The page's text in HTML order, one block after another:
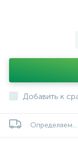
Добавить к
Определяем...